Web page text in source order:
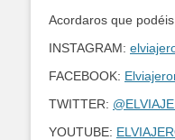
Acordaros que
INSTAGRAM:
FACEBOOK:
TWITTER:
YOUTUBE: